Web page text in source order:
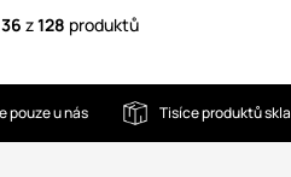
z128 produktů
pouze u nás Tisíce produktů